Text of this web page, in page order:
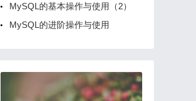
MySQL的基本操作与使用（2）
MySQL的进阶操作与使用